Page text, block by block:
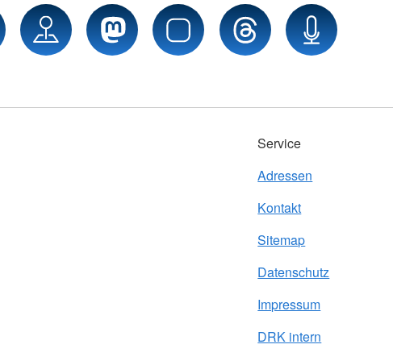
Service
Adressen
Kontakt
Sitemap
Datenschutz
Impressum
DRK intern